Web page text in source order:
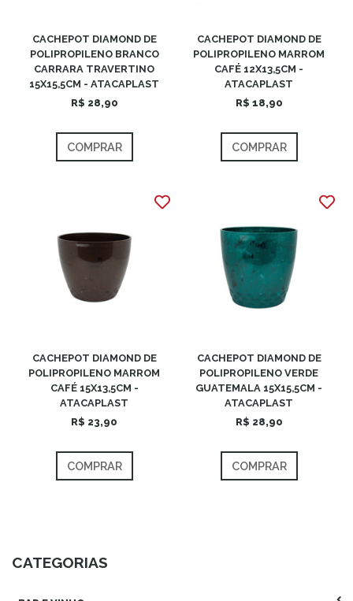
CATEGORIAS
CACHEPOT DIAMOND DE
POLIPROPILENO BRANCO
CARRARA TRAVERTINO
15X15,5CM - ATACAPLAST
R$ 28,90
COMPRAR
CACHEPOT DIAMOND DE
POLIPROPILENO MARROM
CAFÉ 12X13,5CM -
ATACAPLAST
R$ 18,90
COMPRAR
CACHEPOT DIAMOND DE
POLIPROPILENO MARROM
CAFÉ 15X13,5CM -
ATACAPLAST
R$ 23,90
COMPRAR
CACHEPOT DIAMOND DE
POLIPROPILENO VERDE
GUATEMALA 15X15,5CM -
ATACAPLAST
R$ 28,90
COMPRAR